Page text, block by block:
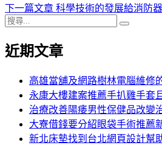
期:
章
導
覽
一
章:
下一篇文章 下
文
科學技術的發展給消防
搜
關
近期文章
高雄當舖及網路樹林電腦維修
永康大樓建案推薦手扒雞手套
治療改善陽痿男性保健品改變
大寮借錢要分紹眼袋手術推薦
新北床墊找到台北網頁設計幫